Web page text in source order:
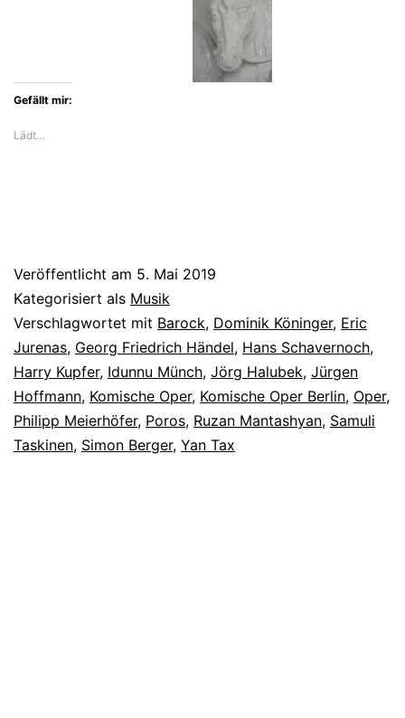
Gefällt mir:
Lädt…
Veröffentlicht am 5. Mai 2019
Kategorisiert als Musik
Verschlagwortet mit Barock, Dominik Köninger, Eric
Jurenas, Georg Friedrich Händel, Hans Schavernoch,
Harry Kupfer, Idunnu Münch, Jörg Halubek, Jürgen
Hoffmann, Komische Oper, Komische Oper Berlin, Oper,
Philipp Meierhöfer, Poros, Ruzan Mantashyan, Samuli
Taskinen, Simon Berger, Yan Tax